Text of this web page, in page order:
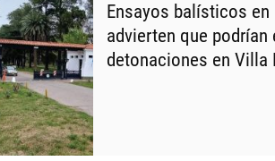
Ensayos balísticos
advierten que
detonaciones en Villa